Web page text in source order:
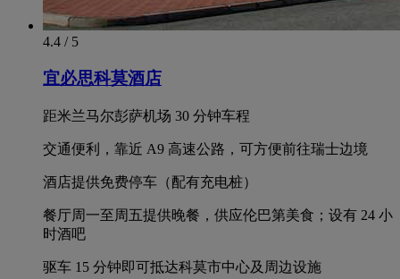
4.4 / 5
宜必思科莫酒店
距米兰马尔彭萨机场 30 分钟车程
交通便利，靠近 A9 高速公路，可方便前往瑞士边境
酒店提供免费停车（配有充电桩）
餐厅周一至周五提供晚餐，供应伦巴第美食；设有 24 小
时酒吧
驱车 15 分钟即可抵达科莫市中心及周边设施